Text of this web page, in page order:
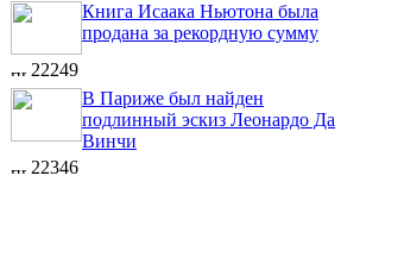
Книга Исаака Ньютона была
продана за рекордную сумму
22249
В Париже был найден
подлинный эскиз Леонардо Да
Винчи
22346